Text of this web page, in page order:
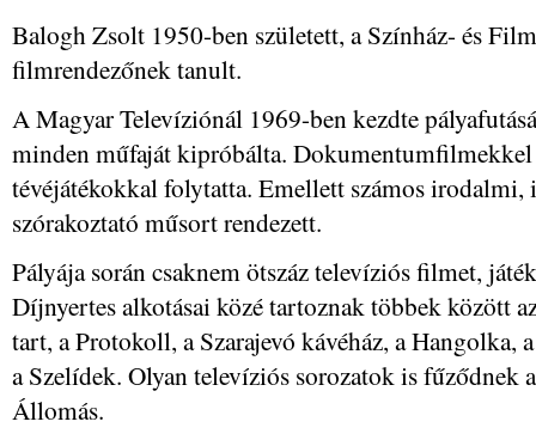
Balogh Zsolt 1950-ben született, a Színház- és
filmrendezőnek tanult.
A Magyar Televíziónál 1969-ben kezdte
minden műfaját kipróbálta.
tévéjátékokkal folytatta. Emellett számos irodalmi,
szórakoztató műsort rendezett.
Pályája során csaknem ötszáz televíziós filmet,
Díjnyertes alkotásai közé tartoznak többek között
tart, a Protokoll, a Szarajevó kávéház, a Hangolka,
a Szelídek. Olyan televíziós sorozatok is fűződnek
Állomás.